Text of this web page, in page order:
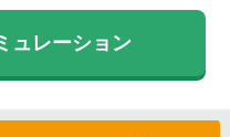
ュレーション